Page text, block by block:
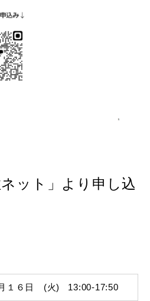
ット」より申し込
１６日 (火) 13:00-17:50